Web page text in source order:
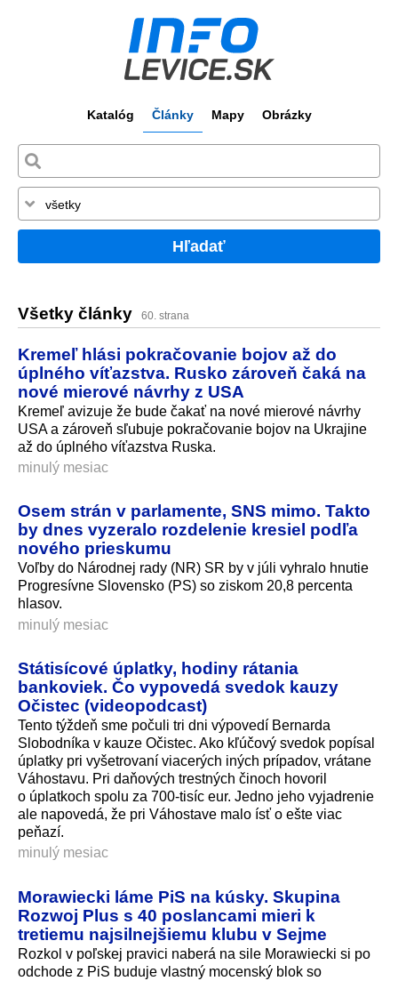
Katalóg Články Mapy Obrázky
Hľadať
Všetky články 60. strana
Kremeľ hlási pokračovanie bojov až do
úplného víťazstva. Rusko zároveň čaká na
nové mierové návrhy z USA
Kremeľ avizuje že bude čakať na nové mierové návrhy
USA a zároveň sľubuje pokračovanie bojov na Ukrajine
až do úplného víťazstva Ruska.
minulý mesiac
Osem strán v parlamente, SNS mimo. Takto
by dnes vyzeralo rozdelenie kresiel podľa
nového prieskumu
Voľby do Národnej rady (NR) SR by v júli vyhralo hnutie
Progresívne Slovensko (PS) so ziskom 20,8 percenta
hlasov.
minulý mesiac
Státisícové úplatky, hodiny rátania
bankoviek. Čo vypovedá svedok kauzy
Očistec (videopodcast)
Tento týždeň sme počuli tri dni výpovedí Bernarda
Slobodníka v kauze Očistec. Ako kľúčový svedok popísal
úplatky pri vyšetrovaní viacerých iných prípadov, vrátane
Váhostavu. Pri daňových trestných činoch hovoril
o úplatkoch spolu za 700-tisíc eur. Jedno jeho vyjadrenie
ale napovedá, že pri Váhostave malo ísť o ešte viac
peňazí.
minulý mesiac
Morawiecki láme PiS na kúsky. Skupina
Rozwoj Plus s 40 poslancami mieri k
tretiemu najsilnejšiemu klubu v Sejme
Rozkol v poľskej pravici naberá na sile Morawiecki si po
odchode z PiS buduje vlastný mocenský blok so